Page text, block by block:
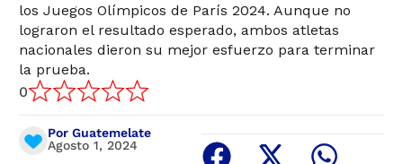
los Juegos Olímpicos de París 2024. Aunque no
lograron el resultado esperado, ambos atletas
nacionales dieron su mejor esfuerzo para terminar
la prueba.
0
Por Guatemelate
Agosto 1, 2024